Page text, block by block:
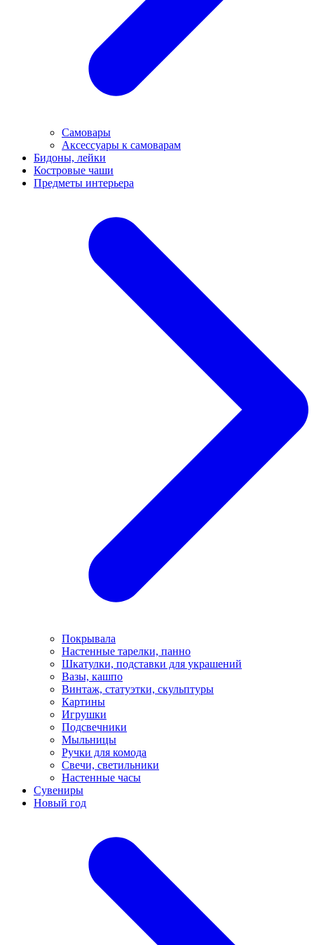
Самовары
Аксессуары к самоварам
Бидоны, лейки
Костровые чаши
Предметы интерьера
Покрывала
Настенные тарелки, панно
Шкатулки, подставки для украшений
Вазы, кашпо
Винтаж, статуэтки, скульптуры
Картины
Игрушки
Подсвечники
Мыльницы
Ручки для комода
Свечи, светильники
Настенные часы
Сувениры
Новый год